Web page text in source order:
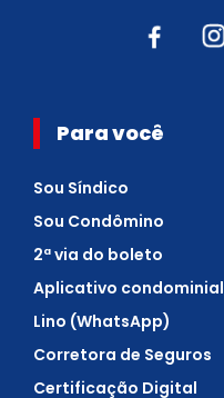
Para você
Sou Síndico
Sou Condômino
2ª via do boleto
Aplicativo condominial
Lino (WhatsApp)
Corretora de Seguros
Certificação Digital